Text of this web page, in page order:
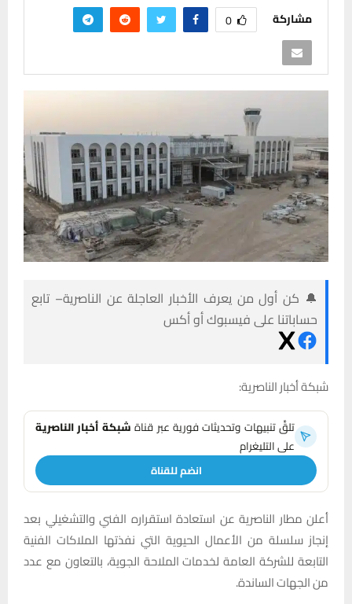
مشاركة 0
🔔 كن أول من يعرف الأخبار العاجلة عن الناصرية– تابع
حساباتنا على فيسبوك أو أكس
شبكة أخبار الناصرية:
تلقَّ تنبيهات وتحديثات فورية عبر قناةشبكة أخبار الناصرية
على التليغرام
انضم للقناة
أعلن مطار الناصرية عن استعادة استقراره الفني والتشغيلي بعد
إنجاز سلسلة من الأعمال الحيوية التي نفذتها الملاكات الفنية
التابعة للشركة العامة لخدمات الملاحة الجوية، بالتعاون مع عدد
من الجهات الساندة.